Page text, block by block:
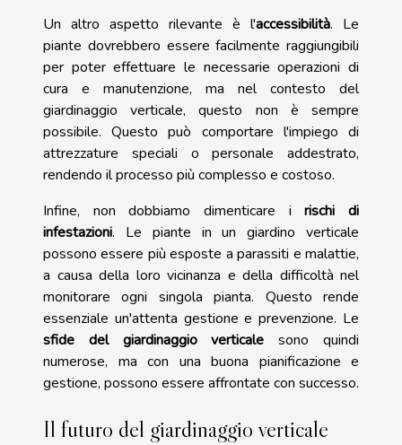
Un altro aspetto rilevante è l'accessibilità. Le
piante dovrebbero essere facilmente raggiungibili
per poter effettuare le necessarie operazioni di
cura e manutenzione, ma nel contesto del
giardinaggio verticale, questo non è sempre
possibile. Questo può comportare l'impiego di
attrezzature speciali o personale addestrato,
rendendo il processo più complesso e costoso.
Infine, non dobbiamo dimenticare irischi di
infestazioni. Le piante in un giardino verticale
possono essere più esposte a parassiti e malattie,
a causa della loro vicinanza e della difficoltà nel
monitorare ogni singola pianta. Questo rende
essenziale un'attenta gestione e prevenzione. Le
sfide del giardinaggio verticale sono quindi
numerose, ma con una buona pianificazione e
gestione, possono essere affrontate con successo.
Il futuro del giardinaggio verticale